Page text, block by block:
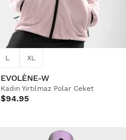
L XL
EVOLÈNE-W
Kadın Yırtılmaz Polar Ceket
$94.95